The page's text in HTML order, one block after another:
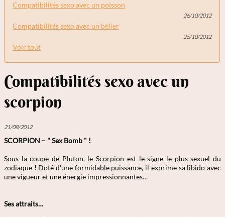
Compatibilités sexo avec un poisson
26/10/2012
Compatibilités sexo avec un bélier
25/10/2012
Voir tout
Compatibilités sexo avec un
scorpion
21/08/2012
SCORPION – " Sex Bomb " !
Sous la coupe de Pluton, le Scorpion est le signe le plus sexuel du
zodiaque ! Doté d'une formidable puissance, il exprime sa libido avec
une vigueur et une énergie impressionnantes…
Ses attraits…